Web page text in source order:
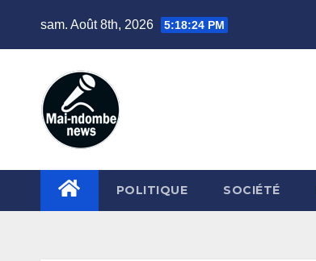
sam. Août 8th, 2026 5:18:25 PM
POLITIQUE SOCIÉTÉ